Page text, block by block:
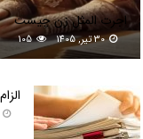
اجرت المثل زن چیست
30 تیر, 1405 105